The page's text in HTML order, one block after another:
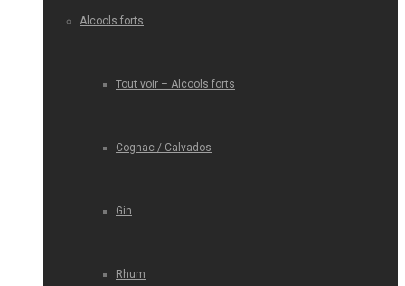
Alcools forts
Tout voir – Alcools forts
Cognac / Calvados
Gin
Rhum